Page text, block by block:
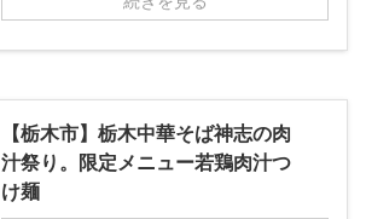
【栃木市】栃木中華そば神志の肉
汁祭り。限定メニュー若鶏肉汁つ
け麺